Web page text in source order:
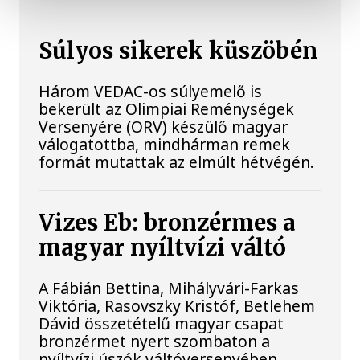
Súlyos sikerek küszöbén
Három VEDAC-os súlyemelő is
bekerült az Olimpiai Reménységek
Versenyére (ORV) készülő magyar
válogatottba, mindhárman remek
formát mutattak az elmúlt hétvégén.
Vizes Eb: bronzérmes a
magyar nyíltvízi váltó
A Fábián Bettina, Mihályvári-Farkas
Viktória, Rasovszky Kristóf, Betlehem
Dávid összetételű magyar csapat
bronzérmet nyert szombaton a